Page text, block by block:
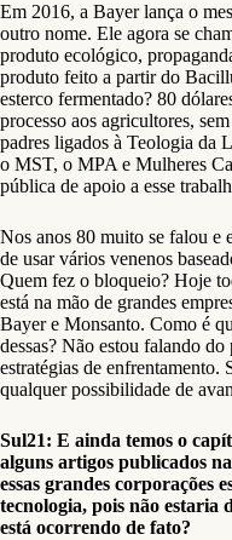
Em 2016, a Bayer lança o
outro nome. Ele agora se
produto ecológico,
produto feito a partir do
esterco fermentado? 80
processo aos agricultores,
padres ligados à Teologia da
o MST, o MPA e Mulheres
pública de apoio a esse
Nos anos 80 muito se falou e
de usar vários venenos
Quem fez o bloqueio? Hoje
está na mão de grandes
Bayer e Monsanto. Como é
dessas? Não estou falando
estratégias de enfrentamento.
qualquer possibilidade de
Sul21: E ainda temos o
alguns artigos publicados
essas grandes corporações
tecnologia, pois não estaria
está ocorrendo de fato?